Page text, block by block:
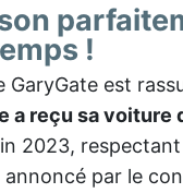
!
GaryGate est
a reçu sa voiture
2023,
par le